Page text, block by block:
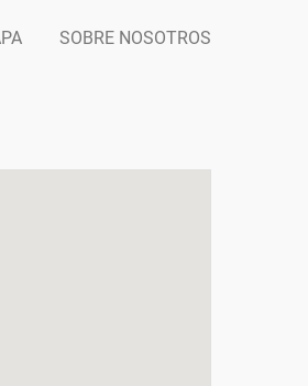
SOBRE NOSOTROS